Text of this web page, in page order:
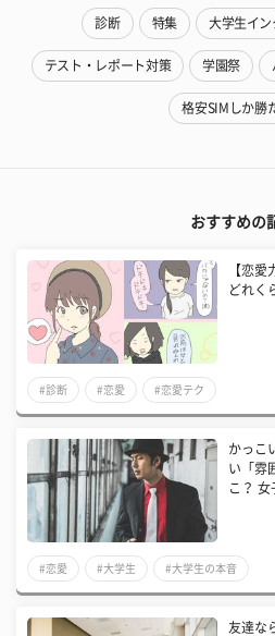
診断 特集 大学生イン
テスト・レポート対策 学園祭
格安SIMしか勝
おすすめの
【恋
どれく
#診断 #恋愛 #恋愛テク
かっこ
い「雰
こ？ 女
#恋愛 #大学生 #大学生の本音
友達な